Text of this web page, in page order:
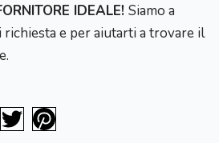
IDEALE! Siamo a
e per aiutarti a trovare il